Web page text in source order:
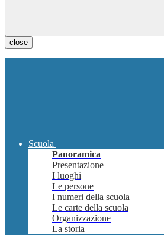
close
Scuola
Panoramica
Presentazione
I luoghi
Le persone
I numeri della scuola
Le carte della scuola
Organizzazione
La storia